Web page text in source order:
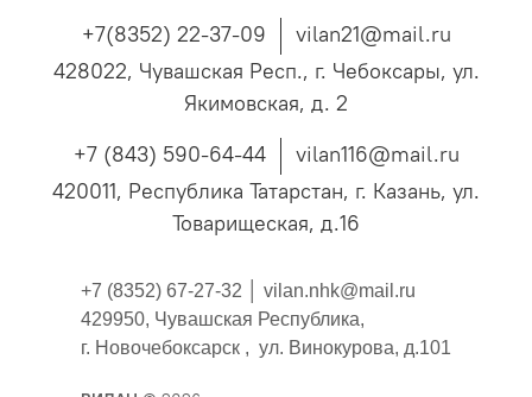
+7(8352) 22-37-09
vilan21@mail.ru
428022, Чувашская Респ., г. Чебоксары, ул.
Якимовская, д. 2
+7 (843) 590-64-44
vilan116@mail.ru
420011, Республика Татарстан, г. Казань, ул.
Товарищеская, д.16
+7 (8352) 67-27-32 │ vilan.nhk@mail.ru
429950, Чувашская Республика,
г. Новочебоксарск , ул. Винокурова, д.101